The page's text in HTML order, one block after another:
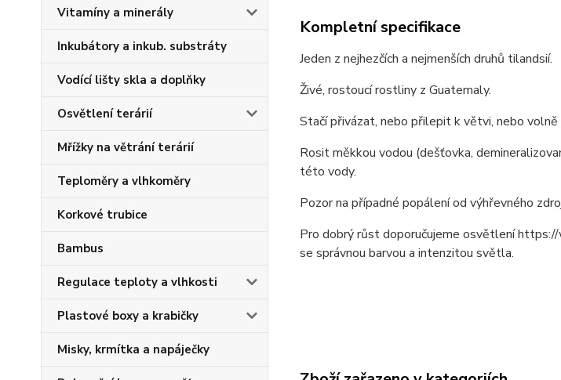
Vitamíny a minerály
Inkubátory a inkub. substráty
Vodící lišty skla a doplňky
Osvětlení terárií
Mřížky na větrání terárií
Teploměry a vlhkoměry
Korkové trubice
Bambus
Regulace teploty a vlhkosti
Plastové boxy a krabičky
Misky, krmítka a napáječky
Kompletní specifikace
Jeden z nejhezčích a nejmenších druhů tilandsií.
Živé, rostoucí rostliny z Guatemaly.
Stačí přivázat, nebo přilepit k větvi, nebo
Rosit měkkou vodou (dešťovka,
této vody.
Pozor na případné popálení od výhřevného
Pro dobrý růst doporučujeme osvětlení
se správnou barvou a intenzitou světla.